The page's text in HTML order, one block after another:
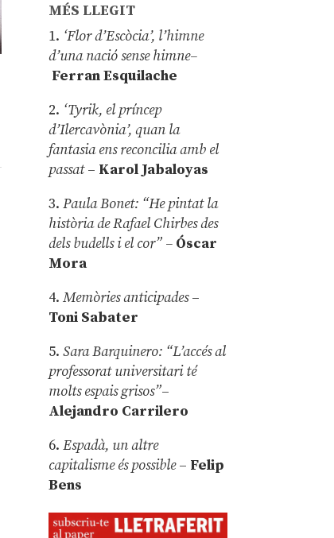
MÉS LLEGIT
1. ‘Flor d’Escòcia’, l’himne
d’una nació sense himne–
Ferran Esquilache
2. ‘Tyrik, el príncep
d’Ilercavònia’, quan la
fantasia ens reconcilia amb el
passat– Karol Jabaloyas
3.Paula Bonet: “He pintat la
història de Rafael Chirbes des
dels budells i el cor” – Óscar
Mora
4.Memòries anticipades–
Toni Sabater
5.Sara Barquinero: “L’accés al
professorat universitari té
molts espais grisos”–
Alejandro Carrilero
6.Espadà, un altre
capitalisme és possible – Felip
Bens